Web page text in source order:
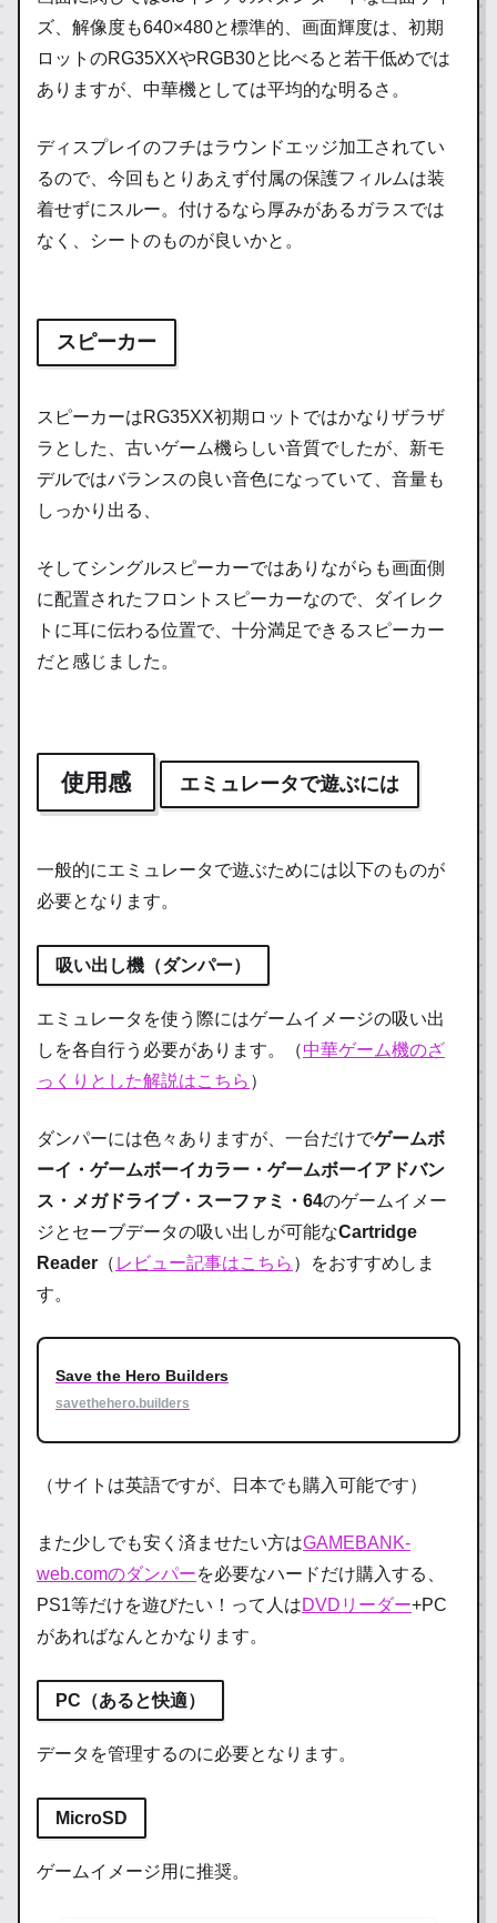
ズ、解像度も640×480と標準的、画面輝度は、初期
ロットのRG35XXやRGB30と比べると若干低めでは
ありますが、中華機としては平均的な明るさ。
ディスプレイのフチはラウンドエッジ加工されてい
るので、今回もとりあえず付属の保護フィルムは装
着せずにスルー。付けるなら厚みがあるガラスでは
なく、シートのものが良いかと。
スピーカー
スピーカーはRG35XX初期ロットではかなりザラザ
ラとした、古いゲーム機らしい音質でしたが、新モ
デルではバランスの良い音色になっていて、音量も
しっかり出る、
そしてシングルスピーカーではありながらも画面側
に配置されたフロントスピーカーなので、ダイレク
トに耳に伝わる位置で、十分満足できるスピーカー
だと感じました。
使用感 エミュレータで遊ぶには
一般的にエミュレータで遊ぶためには以下のものが
必要となります。
吸い出し機 （ダンパー）
エミュレータを使う際にはゲームイメージの吸い出
しを各自行う必要があります。（中華ゲーム機のざ
っくりとした解説はこちら ）
ダンパーには色々ありますが、一台だけでゲームボ
ーイ・ゲームボーイカラー・ゲームボーイアドバン
ス・メガドライブ・スーファミ・64のゲームイメー
ジとセーブデータの吸い出しが可能なCartridge
Reader （ レビュー記事はこちら ）をおすすめしま
す。
Save the Hero Builders
savethehero.builders
（サイトは英語ですが、日本でも購入可能です）
また少しでも安く済ませたい方はGAMEBANK-
web.comのダンパーを必要なハードだけ購入する、
PS1等だけを遊びたい！って人はDVDリーダー+PC
があればなんとかなります。
PC （あると快適）
データを管理するのに必要となります。
MicroSD
ゲームイメージ用に推奨。